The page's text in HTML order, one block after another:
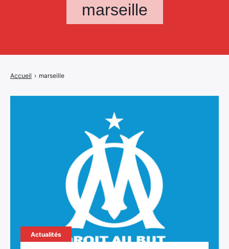
marseille
Accueil › marseille
Actualités